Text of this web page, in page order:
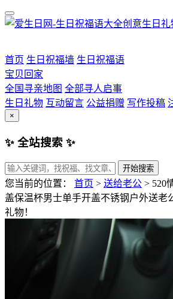
首页 生日祝福墙 生日祝福语
宝贝回家
全国寻亲地图 全部寻人启事
生日礼物 互动留言 公益捐赠 写作投稿
×
✨ 全站搜索 ✨
开始搜索
您当前的位置： 首页 > 送给老公 > 520
盖保温杯男士单手开盖不锈钢户外送老
礼物！